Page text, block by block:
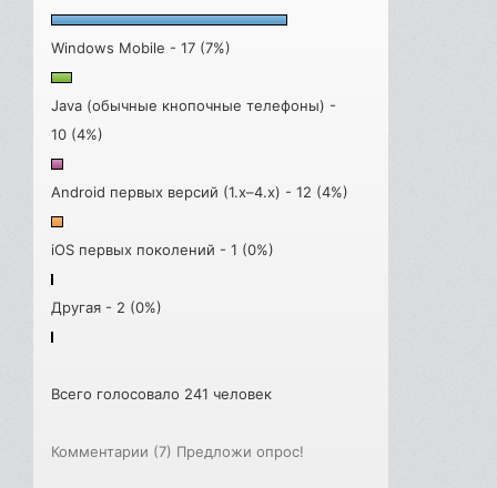
Windows Mobile - 17 (7%)
Java (обычные кнопочные телефоны) -
10 (4%)
Android первых версий (1.x–4.x) - 12 (4%)
iOS первых поколений - 1 (0%)
Другая - 2 (0%)
Всего голосовало 241 человек
Комментарии (7) Предложи опрос!